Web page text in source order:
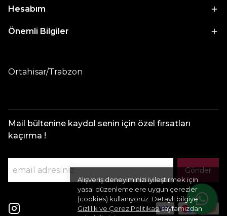
Alışveriş deneyiminizi iyileştirmek için
yasal düzenlemelere uygun çerezler
(cookies) kullanıyoruz. Detaylı bilgiye
Gizlilik ve Çerez Politikasısayfamızdan
Hesabım
Önemli Bilgiler
Ortahisar/Trabzon
Mail bültenine kaydol senin için özel fırsatları
kaçırma !
Gönder